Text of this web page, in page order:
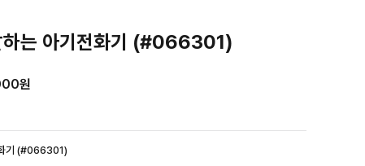
는 아기전화기 (#066301)
원
기 (#066301)